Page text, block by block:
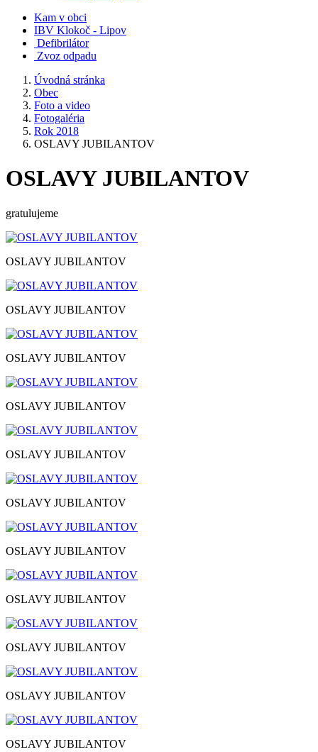
Kam v obci
IBV Klokoč - Lipov
Defibrilátor
Zvoz odpadu
Úvodná stránka
Obec
Foto a video
Fotogaléria
Rok 2018
OSLAVY JUBILANTOV
OSLAVY JUBILANTOV
gratulujeme
OSLAVY JUBILANTOV
OSLAVY JUBILANTOV
OSLAVY JUBILANTOV
OSLAVY JUBILANTOV
OSLAVY JUBILANTOV
OSLAVY JUBILANTOV
OSLAVY JUBILANTOV
OSLAVY JUBILANTOV
OSLAVY JUBILANTOV
OSLAVY JUBILANTOV
OSLAVY JUBILANTOV